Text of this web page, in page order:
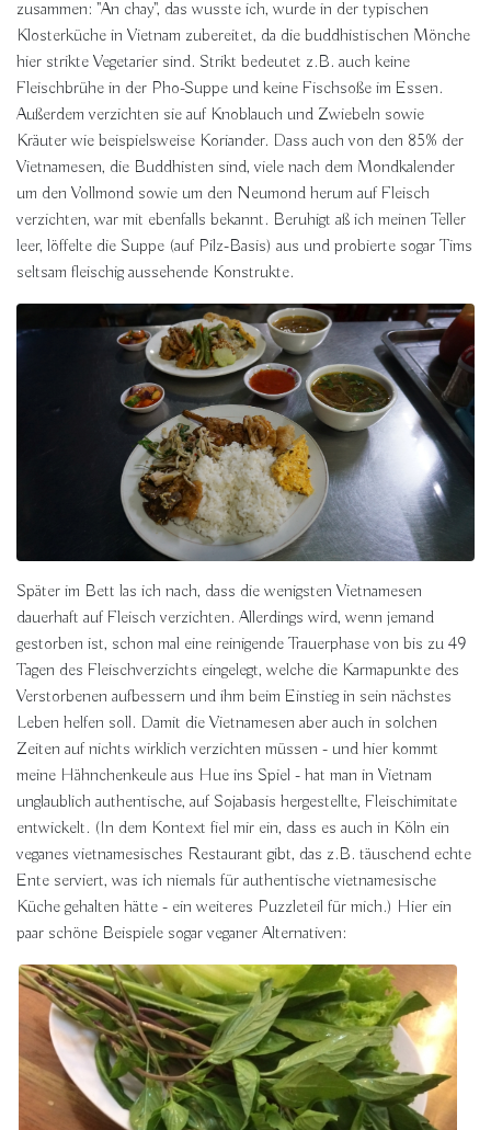
zusammen: "An chay", das wusste ich, wurde in der typischen
Klosterküche in Vietnam zubereitet, da die buddhistischen Mönche
hier strikte Vegetarier sind. Strikt bedeutet z.B. auch keine
Fleischbrühe in der Pho-Suppe und keine Fischsoße im Essen.
Außerdem verzichten sie auf Knoblauch und Zwiebeln sowie
Kräuter wie beispielsweise Koriander. Dass auch von den 85% der
Vietnamesen, die Buddhisten sind, viele nach dem Mondkalender
um den Vollmond sowie um den Neumond herum auf Fleisch
verzichten, war mit ebenfalls bekannt. Beruhigt aß ich meinen Teller
leer, löffelte die Suppe (auf Pilz-Basis) aus und probierte sogar Tims
seltsam fleischig aussehende Konstrukte.
Später im Bett las ich nach, dass die wenigsten Vietnamesen
dauerhaft auf Fleisch verzichten. Allerdings wird, wenn jemand
gestorben ist, schon mal eine reinigende Trauerphase von bis zu 49
Tagen des Fleischverzichts eingelegt, welche die Karmapunkte des
Verstorbenen aufbessern und ihm beim Einstieg in sein nächstes
Leben helfen soll. Damit die Vietnamesen aber auch in solchen
Zeiten auf nichts wirklich verzichten müssen - und hier kommt
meine Hähnchenkeule aus Hue ins Spiel - hat man in Vietnam
unglaublich authentische, auf Sojabasis hergestellte, Fleischimitate
entwickelt. (In dem Kontext fiel mir ein, dass es auch in Köln ein
veganes vietnamesisches Restaurant gibt, das z.B. täuschend echte
Ente serviert, was ich niemals für authentische vietnamesische
Küche gehalten hätte - ein weiteres Puzzleteil für mich.) Hier ein
paar schöne Beispiele sogar veganer Alternativen: